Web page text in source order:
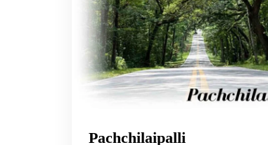
Pachchilaipalli